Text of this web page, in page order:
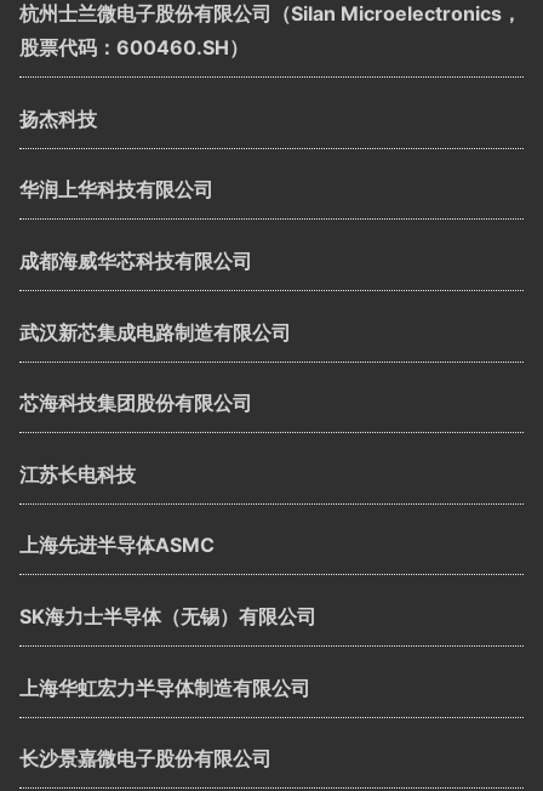
杭州士兰微电子股份有限公司（Silan Microelectronics，
股票代码：600460.SH）
扬杰科技
华润上华科技有限公司
成都海威华芯科技有限公司
武汉新芯集成电路制造有限公司
芯海科技集团股份有限公司
江苏长电科技
上海先进半导体ASMC
SK海力士半导体（无锡）有限公司
上海华虹宏力半导体制造有限公司
长沙景嘉微电子股份有限公司